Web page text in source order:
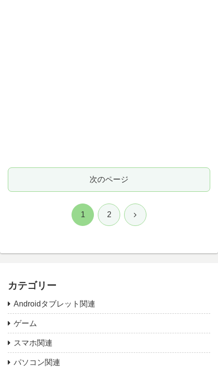
次のページ
1 2 次
カテゴリー
Androidタブレット関連
ゲーム
スマホ関連
パソコン関連